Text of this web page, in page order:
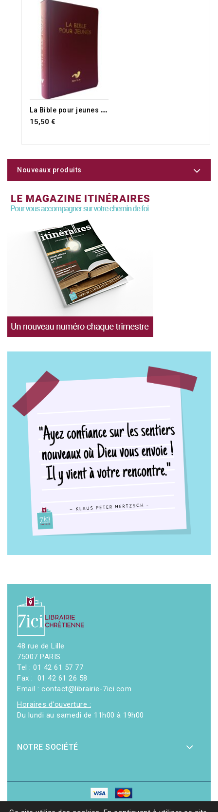
L
a Bible pour jeunes Parole de vie version catholique
15,50 €
Nouveaux produits
48 rue de Lille
75007 PARIS
Tel : 01 42 61 57 77
Fax : 01 42 61 26 58
Email : contact@librairie-7ici.com
Horaires d'ouverture :
Du lundi au samedi de 11h00 à 19h00
NOTRE SOCIÉTÉ
© 2026 - Librairie 7ici| Site web réalisé par Ethicweb